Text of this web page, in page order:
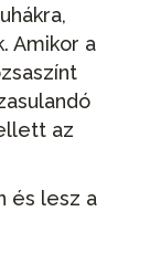
Amikor a
az
és lesz a